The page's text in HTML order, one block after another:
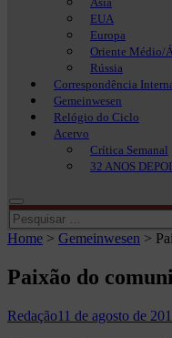
EUA
Europa
Oriente Médio/
Rússia
Correspondência
Gemeinwesen
Relógio do Ciclo
Acervo
Crítica Semanal
32 ANOS
Pesquisar
por:
Home > Gemeinwesen >
Paixão do
Redação11 de agosto de